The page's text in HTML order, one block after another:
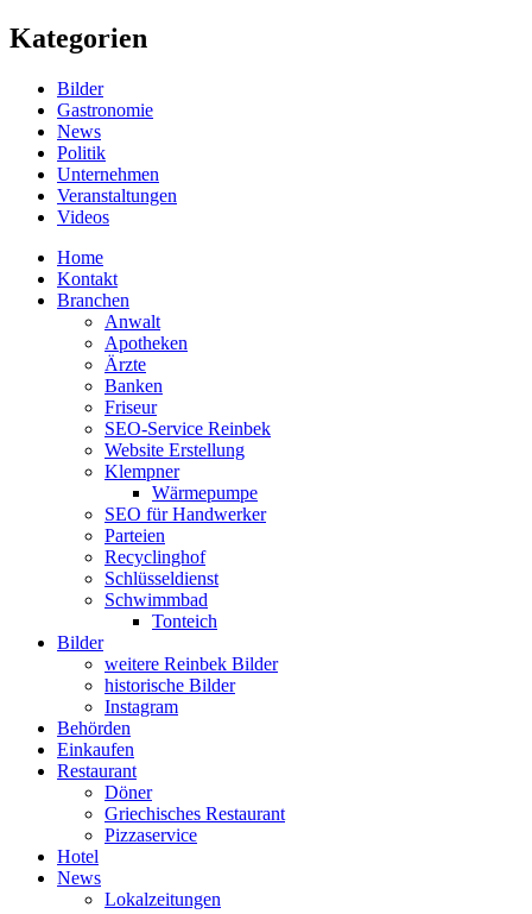
Kategorien
Bilder
Gastronomie
News
Politik
Unternehmen
Veranstaltungen
Videos
Home
Kontakt
Branchen
Anwalt
Apotheken
Ärzte
Banken
Friseur
SEO-Service Reinbek
Website Erstellung
Klempner
Wärmepumpe
SEO für Handwerker
Parteien
Recyclinghof
Schlüsseldienst
Schwimmbad
Tonteich
Bilder
weitere Reinbek Bilder
historische Bilder
Instagram
Behörden
Einkaufen
Restaurant
Döner
Griechisches Restaurant
Pizzaservice
Hotel
News
Lokalzeitungen